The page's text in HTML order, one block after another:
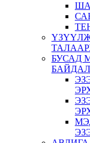
БУСАД
БАЙДАЛ